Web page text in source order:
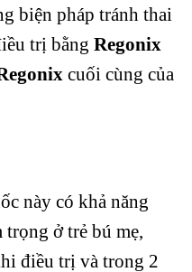
biện pháp tránh thai
trị bằng Regonix
cuối cùng của
này có khả năng
ở trẻ bú mẹ,
điều trị và trong 2